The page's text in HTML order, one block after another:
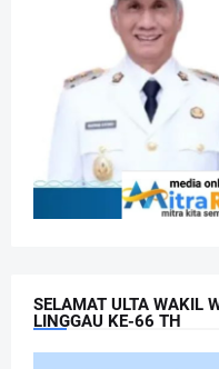
SELAMAT ULTA WAKIL
LINGGAU KE-66 TH